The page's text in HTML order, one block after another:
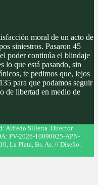
moral de un acto de
siniestros. Pasaron 45
poder continúa el blindaje
lo que está pasando, sin
te pedimos que, lejos
para que podamos seguir
de libertad en medio de
Alfredo Silletta. Director
PV-2026-10090025-APN-
La Plata, Bs. As. // Diseño: